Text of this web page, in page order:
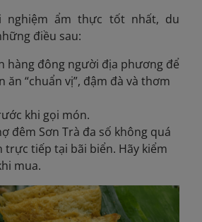
ẩm thực tốt nhất, du
điều sau:
hàng đông người địa phương để
ăn “chuẩn vị”, đậm đà và thơm
khi gọi món.
đêm Sơn Trà đa số không quá
trực tiếp tại bãi biển. Hãy kiểm
mua.